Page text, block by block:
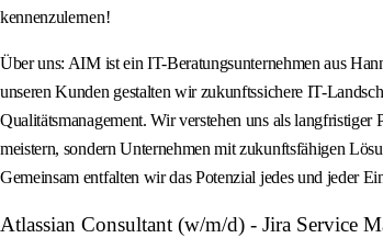
kennenzulernen!
Über uns: AIM ist ein IT-Beratungsunternehmen aus
unseren Kunden gestalten wir zukunftssichere IT-
Qualitätsmanagement. Wir verstehen uns als
meistern, sondern Unternehmen mit zukunftsfähigen
Gemeinsam entfalten wir das Potenzial jedes und jeder
Atlassian Consultant (w/m/d) - Jira Service